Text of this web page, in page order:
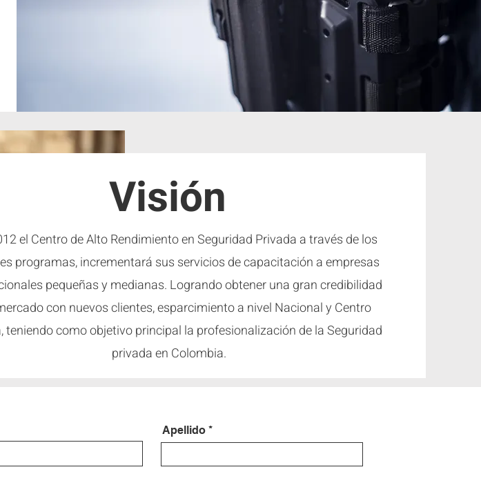
Visión
el Centro de Alto Rendimiento en Seguridad Privada a través de los
programas, incrementará sus servicios de capacitación a empresas
pequeñas y medianas. Logrando obtener una gran credibilidad
con nuevos clientes, esparcimiento a nivel Nacional y Centro
teniendo como objetivo principal la profesionalización de la Seguridad
privada en Colombia.
Apellido